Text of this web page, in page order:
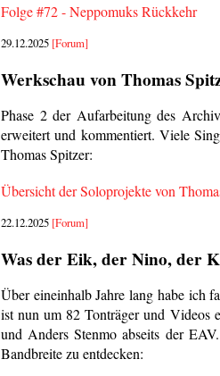
Folge #72 - Neppomuks Rückkehr
29.12.2025 [Forum]
Werkschau von Thomas
Phase 2 der Aufarbeitung des
erweitert und kommentiert. Viele
Thomas Spitzer:
Übersicht der Soloprojekte von
22.12.2025 [Forum]
Was der Eik, der Nino, der
Über eineinhalb Jahre lang habe ich
ist nun um 82 Tonträger und Videos
und Anders Stenmo abseits der
Bandbreite zu entdecken: